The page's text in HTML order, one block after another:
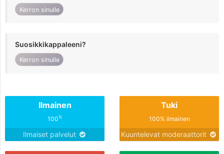
Kerron sinulle
Suosikkikappaleeni?
Kerron sinulle
Ilmainen
100%
Ilmaiset palvelut
Tuki
100% ilmainen
Kuuntelevat moderaattorit